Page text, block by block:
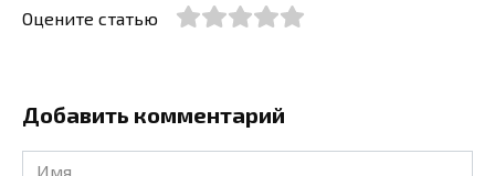
Оцените статью
Добавить комментарий
Имя